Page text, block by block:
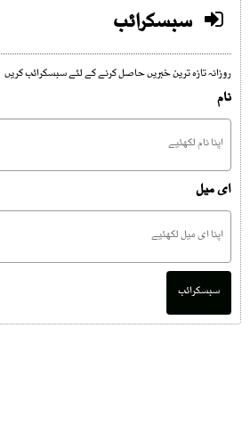
سبسکرائب
روزانہ تازہ ترین خبریں حاصل کرنے کے لئے سبسکرائب کریں
نام
ای میل
سبسکرائب